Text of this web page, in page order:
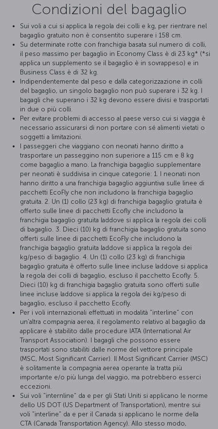
Condizioni del bagaglio
Sui voli a cui si applica la regola dei colli e kg, per rientrare nel
bagaglio gratuito non è consentito superare i 158 cm.
Su determinate rotte con franchigia basata sul numero di colli,
il peso massimo per bagaglio in Economy Class è di 23 kg* (*si
applica un supplemento se il bagaglio è in sovrappeso) e in
Business Class è di 32 kg.
Indipendentemente dal peso e dalla categorizzazione in colli
del bagaglio, un singolo bagaglio non può superare i 32 kg. I
bagagli che superano i 32 kg devono essere divisi e trasportati
in due o più colli.
Per evitare problemi di accesso al paese verso cui si viaggia è
necessario assicurarsi di non portare con sé alimenti vietati o
soggetti a limitazioni.
I passeggeri che viaggiano con neonati hanno diritto a
trasportare un passeggino non superiore a 115 cm e 8 kg
come bagaglio a mano. La franchigia bagaglio supplementare
per neonati è suddivisa in cinque categorie: 1. I neonati non
hanno diritto a una franchigia bagaglio aggiuntiva sulle linee di
pacchetti EcoFly che non includono la franchigia bagaglio
gratuita. 2. Un (1) collo (23 kg) di franchigia bagaglio gratuita è
offerto sulle linee di pacchetti Ecofly che includono la
franchigia bagaglio gratuita laddove si applica la regola dei colli
di bagaglio. 3. Dieci (10) kg di franchigia bagaglio gratuita sono
offerti sulle linee di pacchetti EcoFly che includono la
franchigia bagaglio gratuita laddove si applica la regola dei
kg/peso di bagaglio. 4. Un (1) collo (23 kg) di franchigia
bagaglio gratuita è offerto sulle linee incluse laddove si applica
la regola dei colli di bagaglio, escluso il pacchetto Ecofly. 5.
Dieci (10) kg di franchigia bagaglio gratuita sono offerti sulle
linee incluse laddove si applica la regola dei kg/peso di
bagaglio, escluso il pacchetto Ecofly.
Per i voli internazionali effettuati in modalità "interline" con
un'altra compagnia aerea, il regolamento relativo al bagaglio da
applicare è stabilito dalle procedure IATA (International Air
Transport Association). I bagagli che possono essere
trasportati sono stabiliti dalle norme del vettore principale
(MSC, Most Significant Carrier). Il Most Significant Carrier (MSC)
è solitamente la compagnia aerea operante la tratta più
importante e/o più lunga del viaggio, ma potrebbero esserci
eccezioni.
Sui voli "internline" da e per gli Stati Uniti si applicano le norme
dello US DOT (US Department of Transportation), mentre sui
voli "interline" da e per il Canada si applicano le norme della
CTA (Canada Transportation Agency). Allo stesso modo,